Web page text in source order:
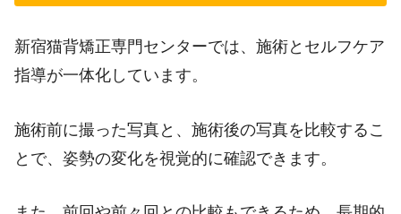
新宿猫背矯正専門センターでは、施術とセルフケア
指導が一体化しています。
施術前に撮った写真と、施術後の写真を比較するこ
とで、姿勢の変化を視覚的に確認できます。